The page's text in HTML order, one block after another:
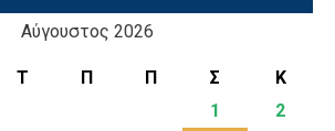
Αύγουστος 2026
Τ Π Π Σ
Κ
1
2